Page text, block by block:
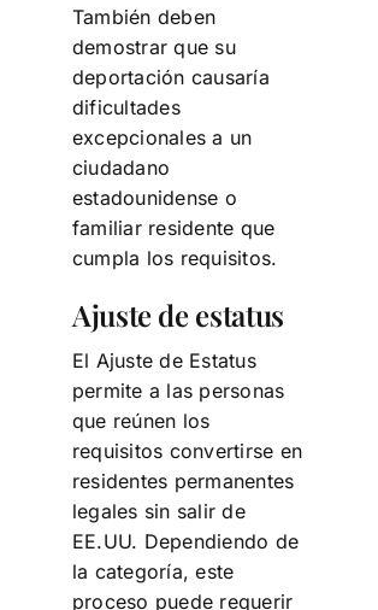
También deben
demostrar que su
deportación causaría
dificultades
excepcionales a un
ciudadano
estadounidense o
familiar residente que
cumpla los requisitos.
Ajuste de estatus
El Ajuste de Estatus
permite a las personas
que reúnen los
requisitos convertirse en
residentes permanentes
legales sin salir de
EE.UU. Dependiendo de
la categoría, este
proceso puede requerir